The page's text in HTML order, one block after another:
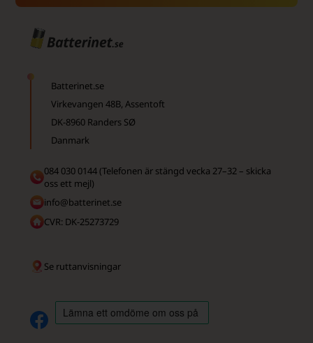
Batterinet.se
Virkevangen 48B, Assentoft
DK-8960 Randers SØ
Danmark
084 030 0144 (Telefonen är stängd vecka 27–32 – skicka
oss ett mejl)
info@batterinet.se
CVR: DK-25273729
Se ruttanvisningar